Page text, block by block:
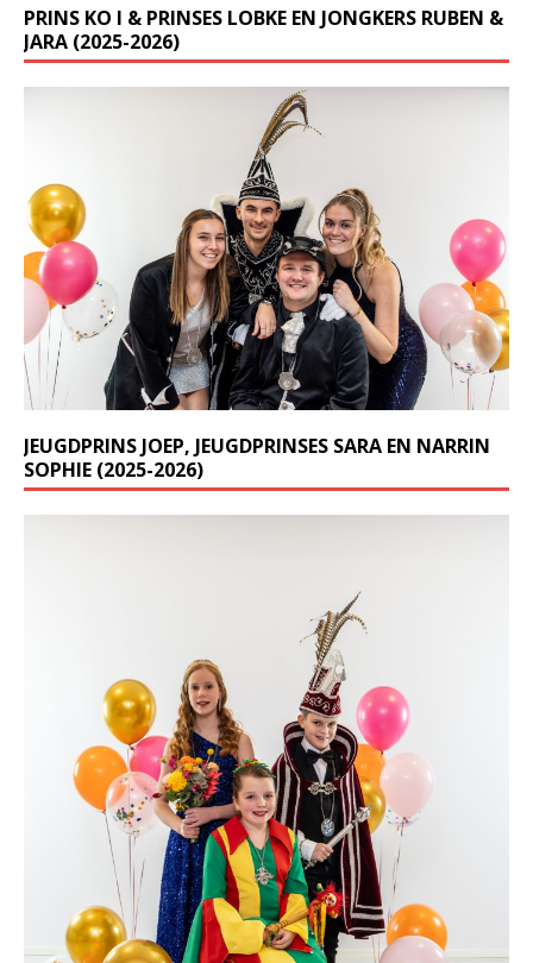
PRINS KO I & PRINSES LOBKE EN JONGKERS RUBEN &
JARA (2025-2026)
JEUGDPRINS JOEP, JEUGDPRINSES SARA EN NARRIN
SOPHIE (2025-2026)